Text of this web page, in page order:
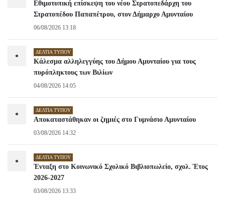
Εθιμοτυπική επίσκεψη του νέου Στρατοπεδάρχη του
Στρατοπέδου Παπαπέτρου, στον Δήμαρχο Αμυνταίου
06/08/2026 13:18
• ΔΕΛΤΊΑ ΤΎΠΟΥ
Κάλεσμα αλληλεγγύης του Δήμου Αμυνταίου για τους
πυρόπληκτους των Βιλίων
04/08/2026 14:05
• ΔΕΛΤΊΑ ΤΎΠΟΥ
Αποκαταστάθηκαν οι ζημιές στο Γυμνάσιο Αμυνταίου
03/08/2026 14:32
• ΔΕΛΤΊΑ ΤΎΠΟΥ
Ένταξη στο Κοινωνικό Σχολικό Βιβλιοπωλείο, σχολ. Έτος
2026-2027
03/08/2026 13:33